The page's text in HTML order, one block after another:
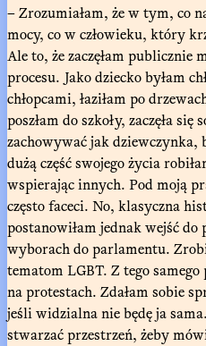
– Zrozumiałam, że w tym, co
mocy, co w człowieku, który
Ale to, że zaczęłam publicznie
procesu. Jako dziecko byłam
chłopcami, łaziłam po
poszłam do szkoły, zaczęła
zachowywać jak dziewczynka,
dużą część swojego życia
wspierając innych. Pod moją
często faceci. No, klasyczna
postanowiłam jednak wejść
wyborach do parlamentu.
tematom LGBT. Z tego
na protestach. Zdałam sobie
jeśli widzialna nie będę ja
stwarzać przestrzeń, żeby